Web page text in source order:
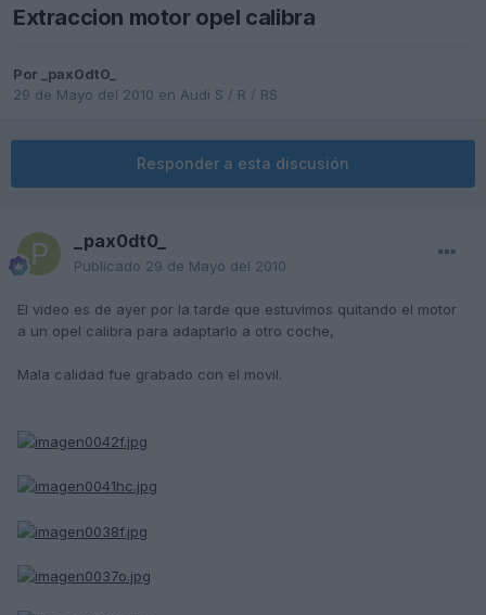
Extraccion motor opel calibra
Por
_pax0dt0_
29 de Mayo del 2010 en Audi S / R / RS
Responder a esta discusión
_pax0dt0_
Publicado 29 de Mayo del 2010
El video es de ayer por la tarde que estuvimos quitando el motor
a un opel calibra para adaptarlo a otro coche,
Mala calidad fue grabado con el movil.